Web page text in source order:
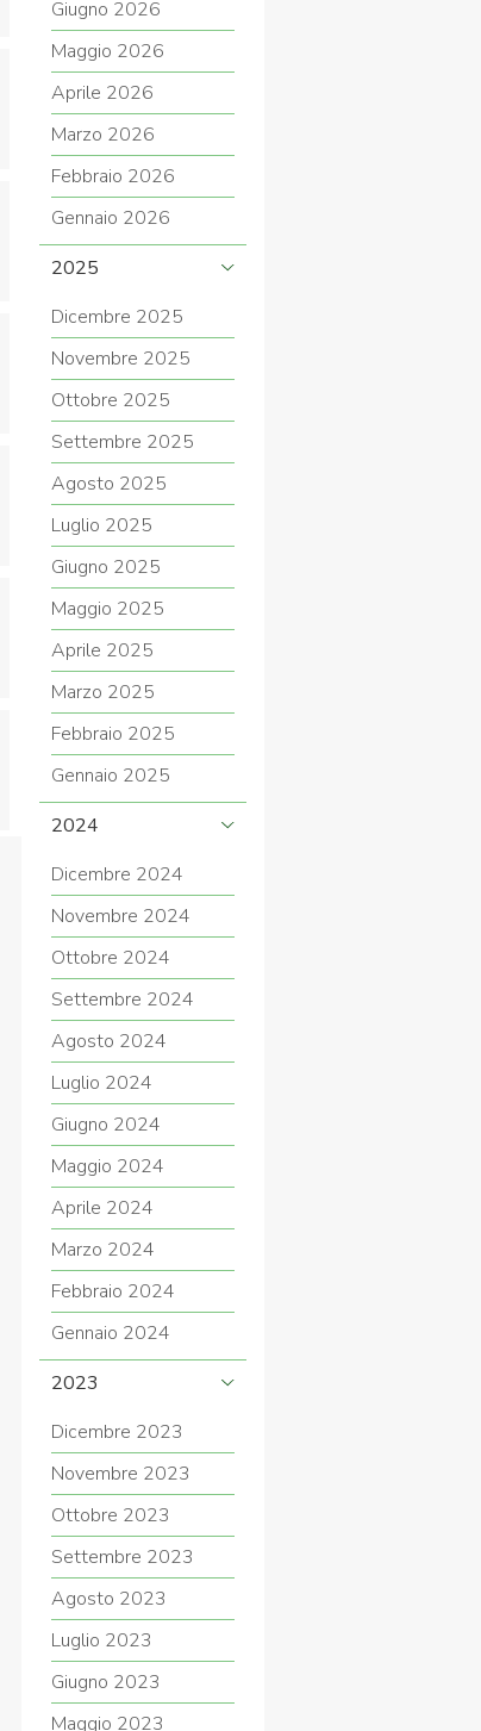
COVID-19
Link Federazione Trasparente
Giugno 2026
Maggio 2026
Aprile 2026
Marzo 2026
Febbraio 2026
Gennaio 2026
2025
Dicembre 2025
Novembre 2025
Ottobre 2025
Settembre 2025
Agosto 2025
Luglio 2025
Giugno 2025
Maggio 2025
Aprile 2025
Marzo 2025
Febbraio 2025
Gennaio 2025
2024
Dicembre 2024
Novembre 2024
Ottobre 2024
Settembre 2024
Agosto 2024
Luglio 2024
Giugno 2024
Maggio 2024
Aprile 2024
Marzo 2024
Febbraio 2024
Gennaio 2024
2023
Dicembre 2023
Novembre 2023
Ottobre 2023
Settembre 2023
Agosto 2023
Luglio 2023
Giugno 2023
Maggio 2023